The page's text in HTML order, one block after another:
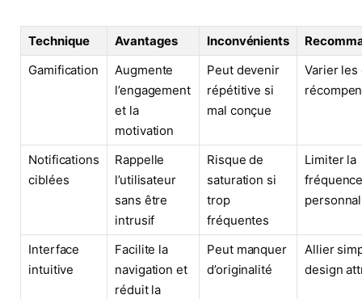
Technique Avantages Inconvénients
Gamification
Augmente
l’engagement
et la
motivation
Peut devenir
répétitive si
mal conçue
Varier
Notifications
ciblées
Rappelle
l’utilisateur
sans être
intrusif
Risque de
saturation si
trop
fréquentes
Limiter la
Interface
intuitive
Facilite la
navigation et
réduit la
Peut manquer
d’originalité
Allier
design